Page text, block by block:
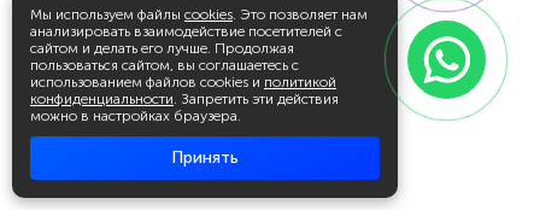
Мы используем файлы cookies. Это позволяет нам
анализировать взаимодействие посетителей с
сайтом и делать его лучше. Продолжая
пользоваться сайтом, вы соглашаетесь с
использованием файлов cookies и политикой
конфиденциальности. Запретить эти действия
можно в настройках браузера.
Принять